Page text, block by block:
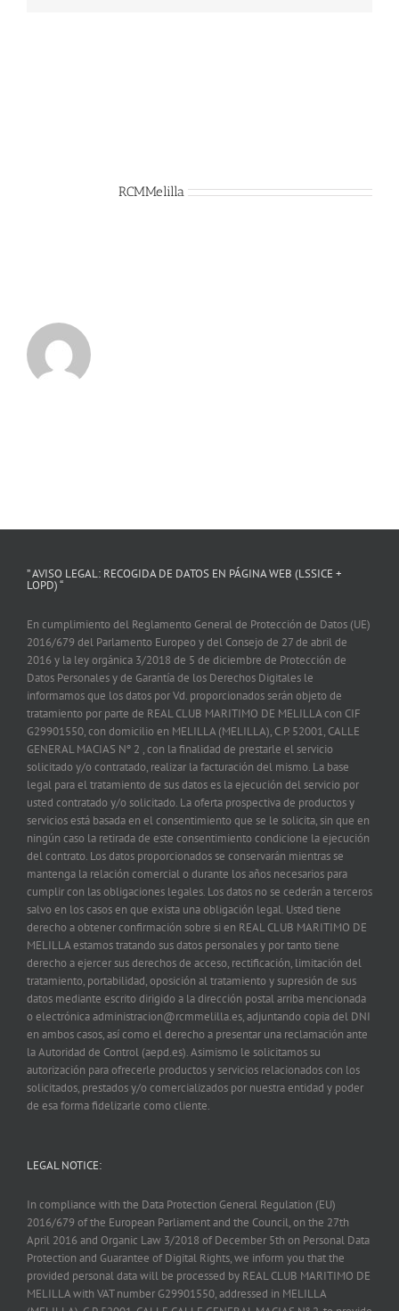
RCMMelilla
” AVISO LEGAL: RECOGIDA DE DATOS EN PÁGINA WEB (LSSICE +
LOPD) “
En cumplimiento del Reglamento General de Protección de Datos (UE)
2016/679 del Parlamento Europeo y del Consejo de 27 de abril de
2016 y la ley orgánica 3/2018 de 5 de diciembre de Protección de
Datos Personales y de Garantía de los Derechos Digitales le
informamos que los datos por Vd. proporcionados serán objeto de
tratamiento por parte de REAL CLUB MARITIMO DE MELILLA con CIF
G29901550, con domicilio en MELILLA (MELILLA), C.P. 52001, CALLE
GENERAL MACIAS Nº 2 , con la finalidad de prestarle el servicio
solicitado y/o contratado, realizar la facturación del mismo. La base
legal para el tratamiento de sus datos es la ejecución del servicio por
usted contratado y/o solicitado. La oferta prospectiva de productos y
servicios está basada en el consentimiento que se le solicita, sin que en
ningún caso la retirada de este consentimiento condicione la ejecución
del contrato. Los datos proporcionados se conservarán mientras se
mantenga la relación comercial o durante los años necesarios para
cumplir con las obligaciones legales. Los datos no se cederán a terceros
salvo en los casos en que exista una obligación legal. Usted tiene
derecho a obtener confirmación sobre si en REAL CLUB MARITIMO DE
MELILLA estamos tratando sus datos personales y por tanto tiene
derecho a ejercer sus derechos de acceso, rectificación, limitación del
tratamiento, portabilidad, oposición al tratamiento y supresión de sus
datos mediante escrito dirigido a la dirección postal arriba mencionada
o electrónica administracion@rcmmelilla.es, adjuntando copia del DNI
en ambos casos, así como el derecho a presentar una reclamación ante
la Autoridad de Control (aepd.es). Asimismo le solicitamos su
autorización para ofrecerle productos y servicios relacionados con los
solicitados, prestados y/o comercializados por nuestra entidad y poder
de esa forma fidelizarle como cliente.
LEGAL NOTICE:
In compliance with the Data Protection General Regulation (EU)
2016/679 of the European Parliament and the Council, on the 27th
April 2016 and Organic Law 3/2018 of December 5th on Personal Data
Protection and Guarantee of Digital Rights, we inform you that the
provided personal data will be processed by REAL CLUB MARITIMO DE
MELILLA with VAT number G29901550, addressed in MELILLA